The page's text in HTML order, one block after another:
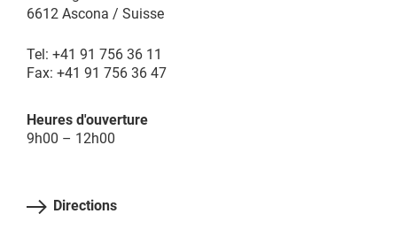
6612 Ascona / Suisse
Tel: +41 91 756 36 11
Fax: +41 91 756 36 47
Heures d'ouverture
9h00 – 12h00
Directions